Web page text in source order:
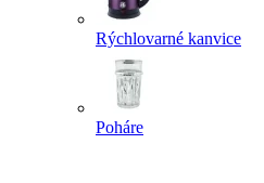
Rýchlovarné kanvice
Poháre